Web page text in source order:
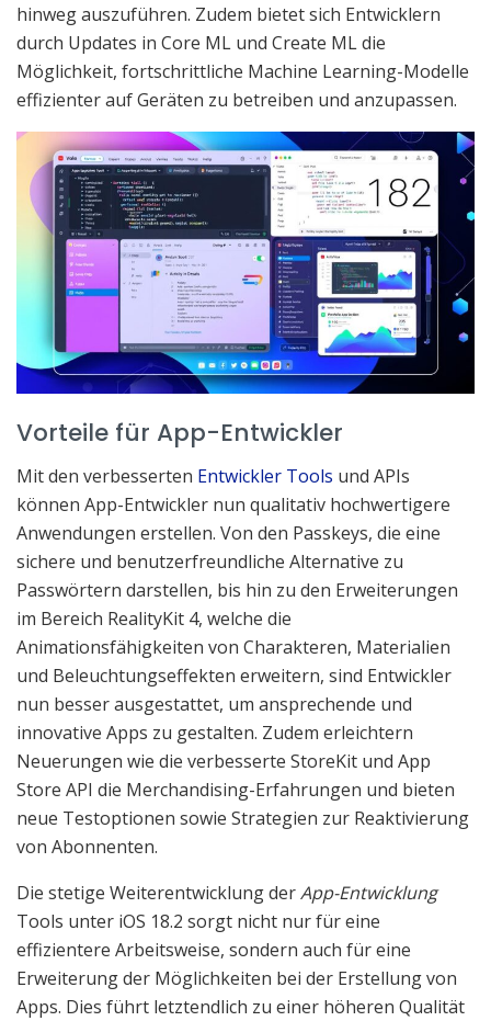
hinweg auszuführen. Zudem bietet sich Entwicklern
durch Updates in Core ML und Create ML die
Möglichkeit, fortschrittliche Machine Learning-Modelle
effizienter auf Geräten zu betreiben und anzupassen.
Vorteile für App-Entwickler
Mit den verbesserten Entwickler Tools und APIs
können App-Entwickler nun qualitativ hochwertigere
Anwendungen erstellen. Von den Passkeys, die eine
sichere und benutzerfreundliche Alternative zu
Passwörtern darstellen, bis hin zu den Erweiterungen
im Bereich RealityKit 4, welche die
Animationsfähigkeiten von Charakteren, Materialien
und Beleuchtungseffekten erweitern, sind Entwickler
nun besser ausgestattet, um ansprechende und
innovative Apps zu gestalten. Zudem erleichtern
Neuerungen wie die verbesserte StoreKit und App
Store API die Merchandising-Erfahrungen und bieten
neue Testoptionen sowie Strategien zur Reaktivierung
von Abonnenten.
Die stetige Weiterentwicklung derApp-Entwicklung
Tools unter iOS 18.2 sorgt nicht nur für eine
effizientere Arbeitsweise, sondern auch für eine
Erweiterung der Möglichkeiten bei der Erstellung von
Apps. Dies führt letztendlich zu einer höheren Qualität